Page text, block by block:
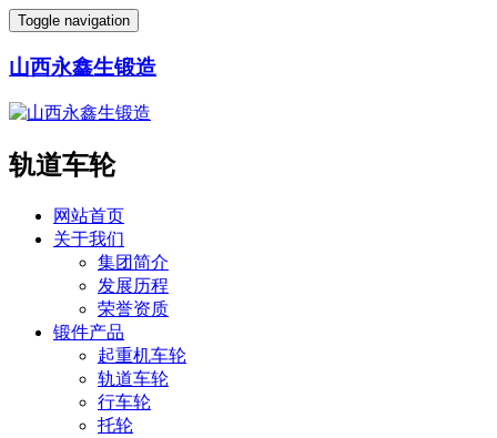
Toggle navigation
山西永鑫生锻造
轨道车轮
网站首页
关于我们
集团简介
发展历程
荣誉资质
锻件产品
起重机车轮
轨道车轮
行车轮
托轮